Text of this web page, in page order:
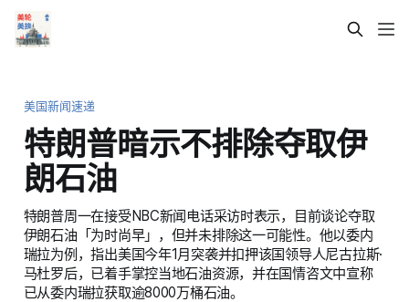
美国新闻速递
特朗普暗示不排除夺取伊
朗石油
特朗普周一在接受NBC新闻电话采访时表示，目前谈论夺取
伊朗石油「为时尚早」，但并未排除这一可能性。他以委内
瑞拉为例，指出美国今年1月突袭并扣押该国领导人尼古拉斯·
马杜罗后，已着手掌控当地石油资源，并在国情咨文中宣称
已从委内瑞拉获取逾8000万桶石油。